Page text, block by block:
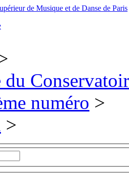
du
numéro >
>